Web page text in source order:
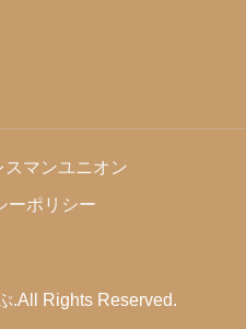
スマンユニオン
ーポリシー
.All Rights Reserved.